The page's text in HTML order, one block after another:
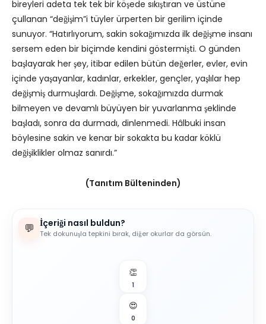
bireyleri adeta tek tek bir köşede sıkıştıran ve üstüne
çullanan “değişim”i tüyler ürperten bir gerilim içinde
sunuyor. “Hatırlıyorum, sakin sokağımızda ilk değişme insanı
sersem eden bir biçimde kendini göstermişti. O günden
başlayarak her şey, itibar edilen bütün değerler, evler, evin
içinde yaşayanlar, kadınlar, erkekler, gençler, yaşlılar hep
değişmiş durmuşlardı. Değişme, sokağımızda durmak
bilmeyen ve devamlı büyüyen bir yuvarlanma şeklinde
başladı, sonra da durmadı, dinlenmedi. Hâlbuki insan
böylesine sakin ve kenar bir sokakta bu kadar köklü
değişiklikler olmaz sanırdı.”
(Tanıtım Bülteninden)
💬 İçeriği nasıl buldun?
Tek dokunuşla tepkini bırak, diğer okurlar da görsün.
👏
1
😍
0